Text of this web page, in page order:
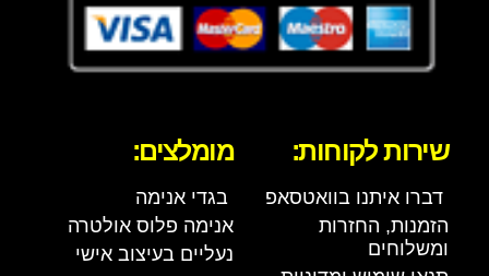
שירות לקוחות:
דברו איתנו בוואטסאפ
הזמנות, החזרות
ומשלוחים
מומלצים:
בגדי אנימה
אנימה פלוס אולטרה
נעליים בעיצוב אישי